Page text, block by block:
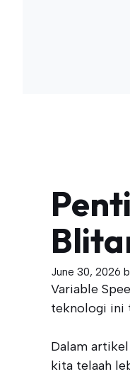
June 30, 2026
Variable
teknologi ini
Dalam
kita telaah